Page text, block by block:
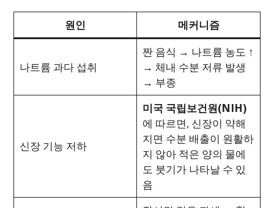
원인 메커니즘
나트륨 과다 섭취
짠 음식 → 나트륨 농도 ↑
→ 체내 수분 저류 발생
→ 부종
신장 기능 저하
미국 국립보건원(NIH)
에 따르면, 신장이 약해
지면 수분 배출이 원활하
지 않아 적은 양의 물에
도 붓기가 나타날 수 있
음